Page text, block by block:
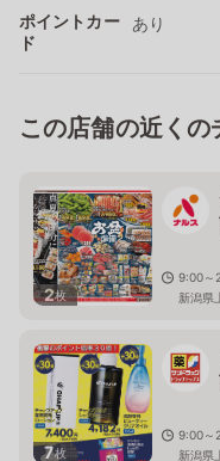
ポイントカー
ド
あり
この店舗の近くの
2枚
9:00～
新潟県
7枚
9:00～
新潟県